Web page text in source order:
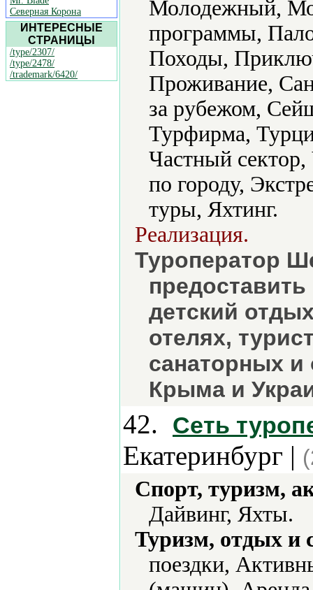
Северная Корона
ИНТЕРЕСНЫЕ
СТРАНИЦЫ
/type/2307/
/type/2478/
/trademark/6420/
Молодежный,
программы,
Походы,
Проживание,
за рубежом,
Турфирма,
Частный
по городу,
туры, Яхтинг.
Реализация.
Туроператор
детский
отелях,
санаторных и
Крыма и
42. Сеть
Екатеринбург |
Спорт, туризм,
Дайвинг, Яхты.
Туризм, отдых и
поездки,